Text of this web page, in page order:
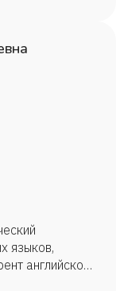
языков,
английского